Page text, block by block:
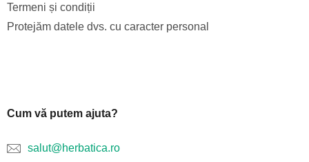
Termeni și condiții
Protejăm datele dvs. cu caracter personal
Cum vă putem ajuta?
salut@herbatica.ro